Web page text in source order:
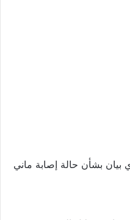
بيان بشأن حالة إصابة ماني